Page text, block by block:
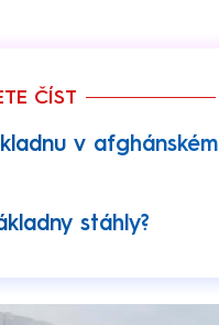
ČÍST
v afghánském
stáhly?